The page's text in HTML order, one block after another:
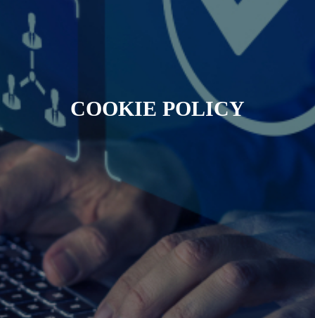
COOKIE POLICY